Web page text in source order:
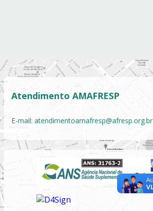
Atendimento AMAFRESP
E-mail: atendimentoamafresp@afresp.org.br